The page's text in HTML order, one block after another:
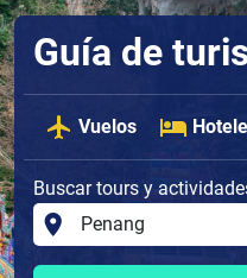
Guía de
Vuelos
Buscar tours y